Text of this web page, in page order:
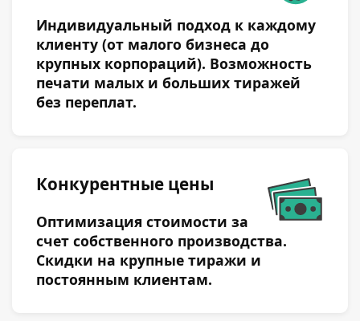
Индивидуальный подход к каждому
клиенту (от малого бизнеса до
крупных корпораций). Возможность
печати малых и больших тиражей
без переплат.
Конкурентные цены
Оптимизация стоимости за
счет собственного производства.
Скидки на крупные тиражи и
постоянным клиентам.
Даю согласие
на
обработку персональных
данных
Отправить